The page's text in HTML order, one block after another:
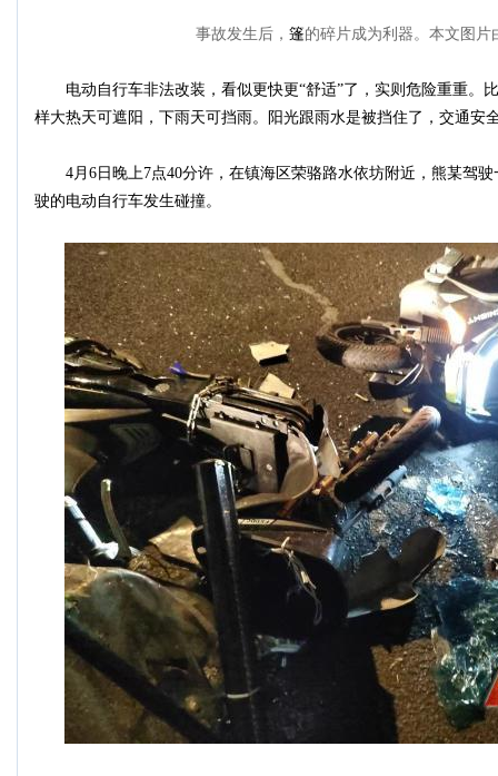
事故发生后， 篷的碎片成为利器。本文图片
电动自行车非法改装，看似更快更“舒适”了，实则危险重重。
样大热天可遮阳，下雨天可挡雨。阳光跟雨水是被挡住了，交通
4月6日晚上7点40分许，在镇海区荣骆路水依坊附近，熊某驾驶
驶的电动自行车发生碰撞。